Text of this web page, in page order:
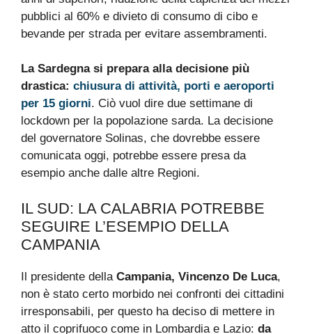
pubblici al 60% e divieto di consumo di cibo e
bevande per strada per evitare assembramenti.
La Sardegna si prepara alla decisione più
drastica: chiusura di attività, porti e aeroporti
per 15 giorni. Ciò vuol dire due settimane di
lockdown per la popolazione sarda. La decisione
del governatore Solinas, che dovrebbe essere
comunicata oggi, potrebbe essere presa da
esempio anche dalle altre Regioni.
IL SUD: LA CALABRIA POTREBBE
SEGUIRE L’ESEMPIO DELLA
CAMPANIA
Il presidente della Campania, Vincenzo De Luca,
non è stato certo morbido nei confronti dei cittadini
irresponsabili, per questo ha deciso di mettere in
atto il coprifuoco come in Lombardia e Lazio: da